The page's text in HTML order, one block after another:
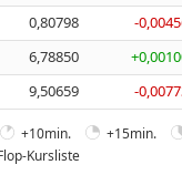
0,80798 -
6,78850
9,50659 -
+10min. +15min.
Kursliste